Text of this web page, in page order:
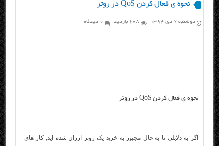
نحوه ي فعال كردن QoS در روتر
دوشنبه ۷ دی ۱۳۹۴ 688 بازدید 0 دیدگاه
نحوه ي فعال كردن QoS در روتر
اگر به دلایلی تا به حال مجبور به خرید یک روتر ارزان شده اید, کار های